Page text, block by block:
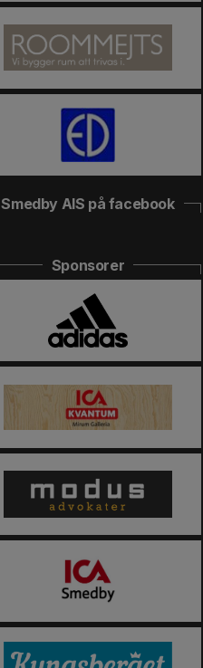
Smedby AIS på facebook
Sponsorer